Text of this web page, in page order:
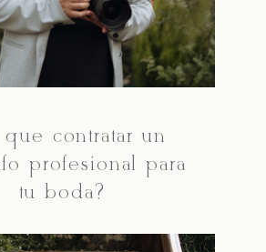
qué contratar un
profesional para
tu boda?